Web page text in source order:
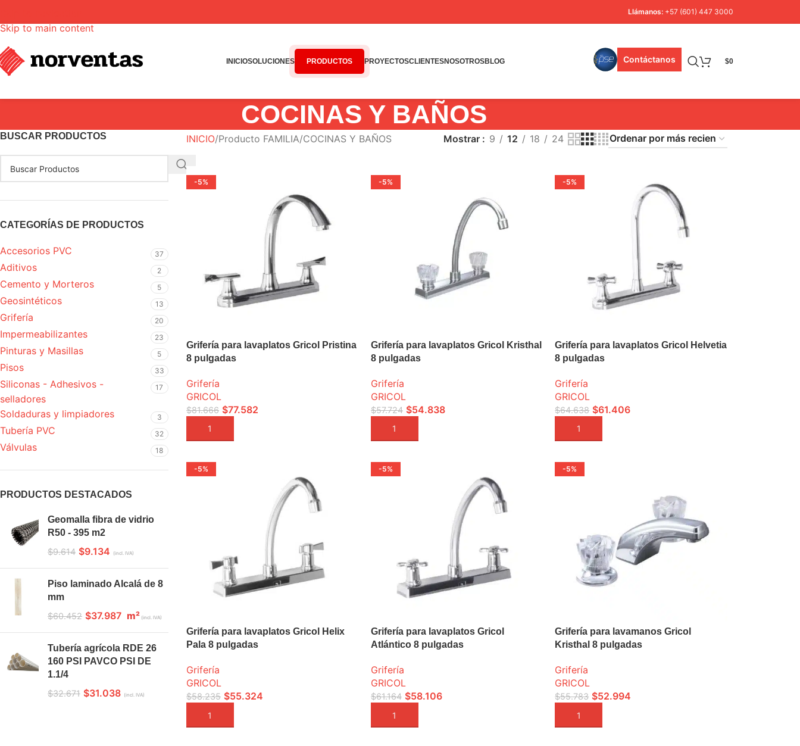
Skip to main content
Llámanos: +57 (601) 447 3000
INICIOSOLUCIONES PRODUCTOS PROYECTOSCLIENTESNOSOTROSBLOG Contáctanos $0
COCINAS Y BAÑOS
BUSCAR PRODUCTOS
CATEGORÍAS DE PRODUCTOS
Accesorios PVC 37
Aditivos 2
Cemento y Morteros 5
Geosintéticos 13
Grifería 20
Impermeabilizantes 23
Pinturas y Masillas 5
Pisos 33
Siliconas - Adhesivos -
selladores
17
Soldaduras y limpiadores 3
Tubería PVC 32
Válvulas 18
PRODUCTOS DESTACADOS
Geomalla fibra de vidrio
R50 - 395 m2
$9.614 $9.134 (incl. IVA)
Piso laminado Alcalá de 8
mm
$60.452 $37.987 m² (incl. IVA)
Tubería agrícola RDE 26
160 PSI PAVCO PSI DE
1.1/4
$32.671 $31.038 (incl. IVA)
INICIO Producto FAMILIA COCINAS Y BAÑOS Mostrar 9 12 18 24
-5%
Grifería para lavaplatos Gricol Pristina
8 pulgadas
Grifería
GRICOL
$81.666 $77.582
AÑADIR A LA CESTA
-5%
Grifería para lavaplatos Gricol Kristhal
8 pulgadas
Grifería
GRICOL
$57.724 $54.838
AÑADIR A LA CESTA
-5%
Grifería para lavaplatos Gricol Helvetia
8 pulgadas
Grifería
GRICOL
$64.638 $61.406
AÑADIR A LA CESTA
-5%
Grifería para lavaplatos Gricol Helix
Pala 8 pulgadas
Grifería
GRICOL
$58.235 $55.324
AÑADIR A LA CESTA
-5%
Grifería para lavaplatos Gricol
Atlántico 8 pulgadas
Grifería
GRICOL
$61.164 $58.106
AÑADIR A LA CESTA
-5%
Grifería para lavamanos Gricol
Kristhal 8 pulgadas
Grifería
GRICOL
$55.783 $52.994
AÑADIR A LA CESTA